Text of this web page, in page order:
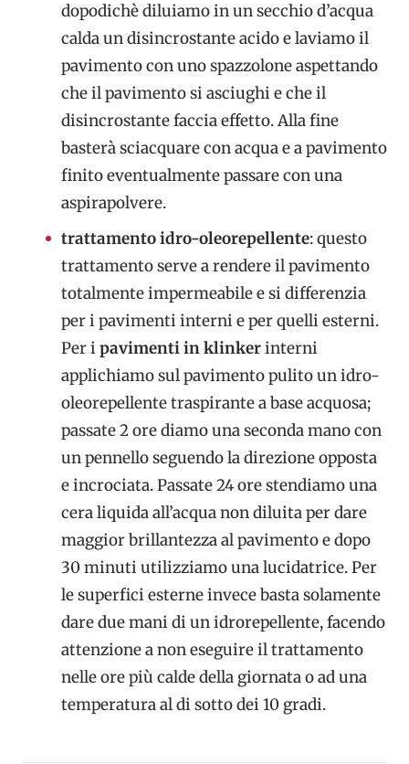
dopodichè diluiamo in un secchio d’acqua
calda un disincrostante acido e laviamo il
pavimento con uno spazzolone aspettando
che il pavimento si asciughi e che il
disincrostante faccia effetto. Alla fine
basterà sciacquare con acqua e a pavimento
finito eventualmente passare con una
aspirapolvere.
trattamento idro-oleorepellente: questo
trattamento serve a rendere il pavimento
totalmente impermeabile e si differenzia
per i pavimenti interni e per quelli esterni.
Per i pavimenti in klinkerinterni
applichiamo sul pavimento pulito un idro-
oleorepellente traspirante a base acquosa;
passate 2 ore diamo una seconda mano con
un pennello seguendo la direzione opposta
e incrociata. Passate 24 ore stendiamo una
cera liquida all’acqua non diluita per dare
maggior brillantezza al pavimento e dopo
30 minuti utilizziamo una lucidatrice. Per
le superfici esterne invece basta solamente
dare due mani di un idrorepellente, facendo
attenzione a non eseguire il trattamento
nelle ore più calde della giornata o ad una
temperatura al di sotto dei 10 gradi.